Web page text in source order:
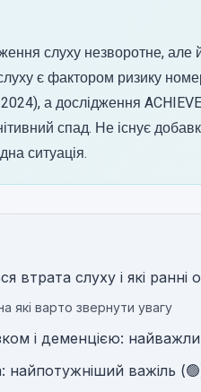
слуху незворотне, але
є фактором ризику
а дослідження
спад. Не існує
ситуація.
втрата слуху і які ранні
які варто звернути увагу
і деменцією:
найпотужніший важіль